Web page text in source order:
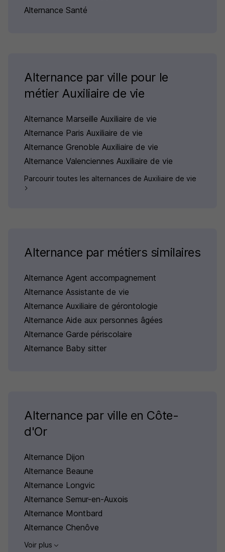
Alternance Santé
Alternance par ville pour le
métier Auxiliaire de vie
Alternance Marseille Auxiliaire de vie
Alternance Paris Auxiliaire de vie
Alternance Grenoble Auxiliaire de vie
Alternance Valenciennes Auxiliaire de vie
Parcourir toutes les alternances de Auxiliaire de vie
Alternance par métiers similaires
Alternance Agent accompagnement
Alternance Assistante de vie
Alternance Auxiliaire de gérontologie
Alternance Aide aux personnes âgées
Alternance Garde périscolaire
Alternance Baby sitter
Alternance par ville en Côte-
d'Or
Alternance Dijon
Alternance Beaune
Alternance Longvic
Alternance Semur-en-Auxois
Alternance Montbard
Alternance Chenôve
Voir plus